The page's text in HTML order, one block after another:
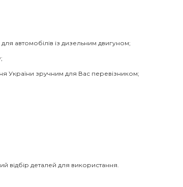
автомобілів із дизельним двигуном;
України зручним для Вас перевізником;
відбір деталей для використання.